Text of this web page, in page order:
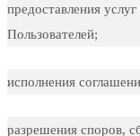
предоставления
Пользователей;
исполнения
разрешения споров,